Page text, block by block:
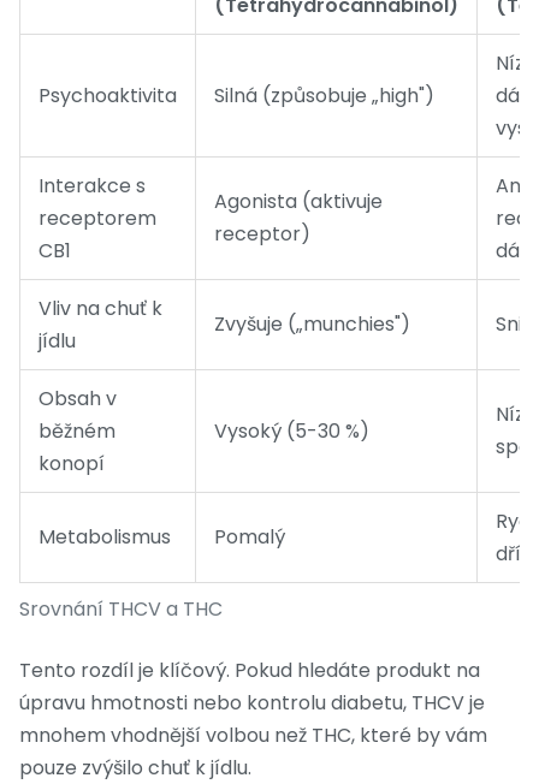
Srovnání THCV a THC
(Tetrahydrocannabinol)
Psychoaktivita Silná (způsobuje „high")
Interakce s
receptorem
CB1
Agonista (aktivuje
receptor)
Vliv na chuť k
jídlu
Zvyšuje („munchies")
Obsah v
běžném
konopí
Vysoký (5-30 %)
Metabolismus Pomalý
Tento rozdíl je klíčový. Pokud hledáte produkt na
úpravu hmotnosti nebo kontrolu diabetu, THCV je
mnohem vhodnější volbou než THC, které by vám
pouze zvýšilo chuť k jídlu.